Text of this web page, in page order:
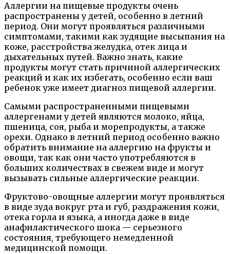
Аллергии на пищевые продукты очень
распространены у детей, особенно в летний
период. Они могут проявляться различными
симптомами, такими как зудящие высыпания на
коже, расстройства желудка, отек лица и
дыхательных путей. Важно знать, какие
продукты могут стать причиной аллергических
реакций и как их избегать, особенно если ваш
ребенок уже имеет диагноз пищевой аллергии.
Самыми распространенными пищевыми
аллергенами у детей являются молоко, яйца,
пшеница, соя, рыба и морепродукты, а также
орехи. Однако в летний период особенно важно
обратить внимание на аллергию на фрукты и
овощи, так как они часто употребляются в
больших количествах в свежем виде и могут
вызывать сильные аллергические реакции.
Фруктово-овощные аллергии могут проявляться
в виде зуда вокруг рта и губ, раздражения кожи,
отека горла и языка, а иногда даже в виде
анафилактического шока — серьезного
состояния, требующего немедленной
медицинской помощи.